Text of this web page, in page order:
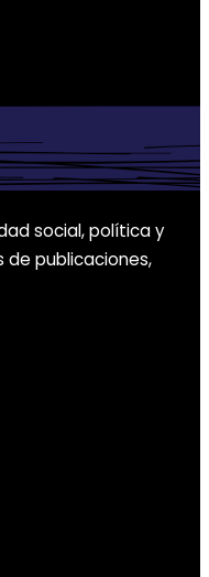
social, política y
de publicaciones,